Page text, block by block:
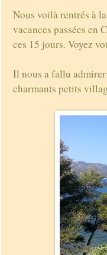
Nous voilà rentrés à
vacances passées en
ces 15 jours. Voyez
Il nous a fallu admirer
charmants petits